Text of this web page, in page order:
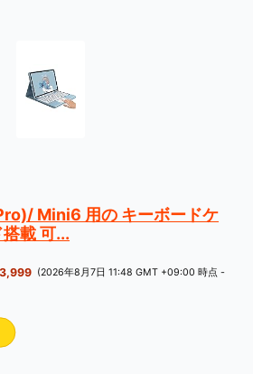
Mini6 用の キーボードケ
載 可...
3,999 (2026年8月7日 11:48 GMT +09:00 時点 -